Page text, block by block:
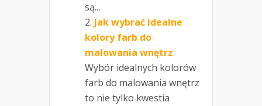
są...
Jak wybrać idealne
kolory farb do
malowania wnętrz
Wybór idealnych kolorów
farb do malowania wnętrz
to nie tylko kwestia